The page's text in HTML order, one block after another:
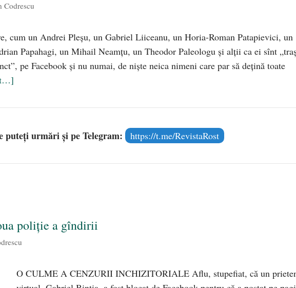
Codrescu
cum un Andrei Pleșu, un Gabriel Liiceanu, un Horia-Roman Patapievici, un
Papahagi, un Mihail Neamțu, un Theodor Paleologu și alții ca ei sînt
pe Facebook și nu numai, de niște neica nimeni care par să dețină toate
puteți urmări și pe Telegram: https://t.me/RevistaRost
poliție a gîndirii
O CULME A CENZURII INCHIZITORIALE Aflu, stupefiat, că un